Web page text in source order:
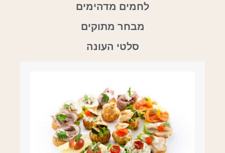
לחמים מדהימים
מבחר מתוקים
סלטי העונה